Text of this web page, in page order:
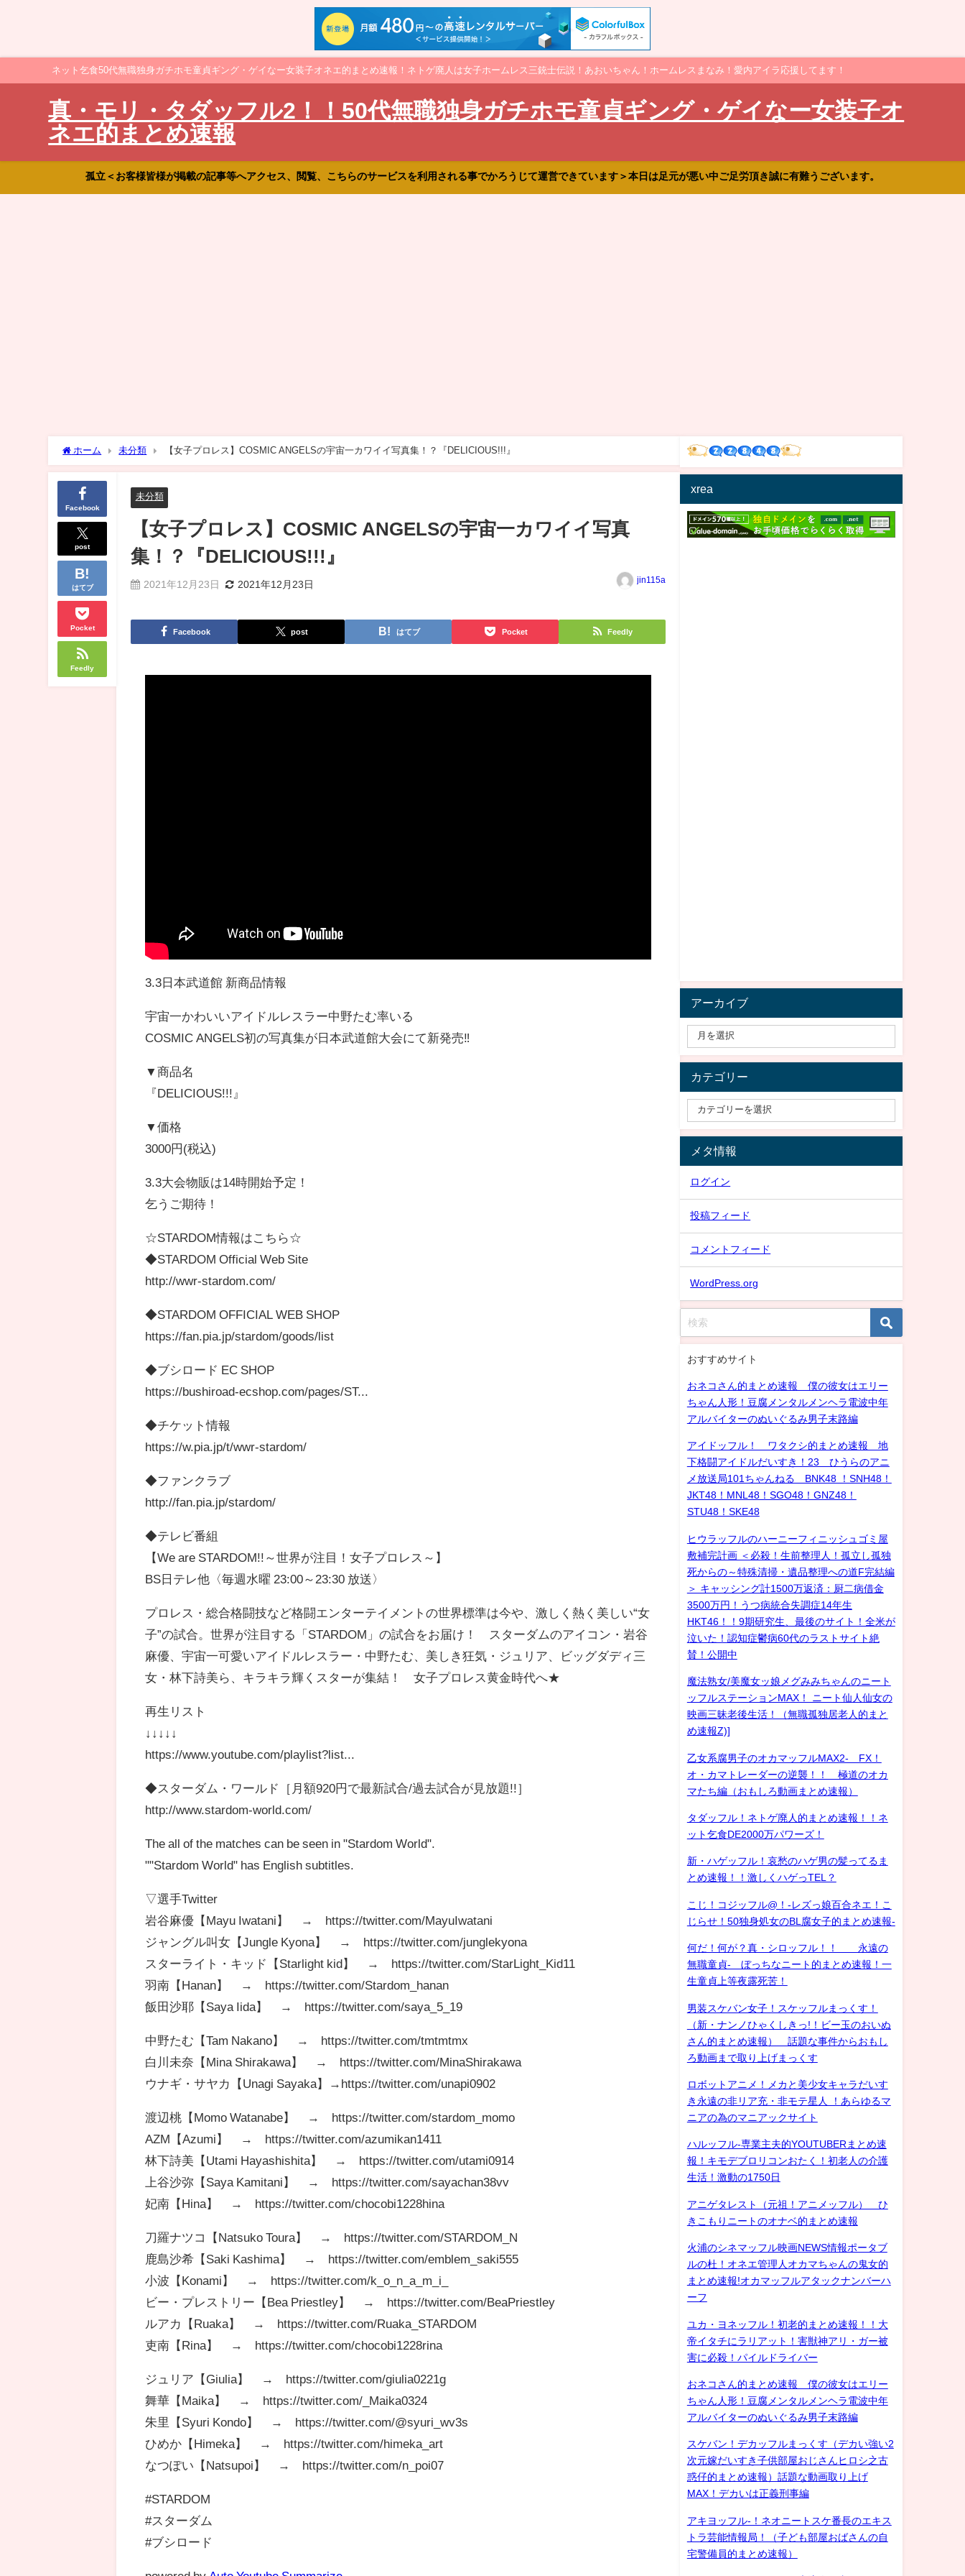
ネット乞食50代無職独身ガチホモ童貞ギング・ゲイなー女装子オネエ的まとめ速報！ネトゲ廃人は女子ホームレス三銃士伝説！あおいちゃん！ホームレスまなみ！愛内アイラ応援してます！
真・モリ・タダッフル2！！50代無職独身ガチホモ童貞ギング・ゲイなー女装子オ
ネエ的まとめ速報
孤立＜お客様皆様が掲載の記事等へアクセス、閲覧、こちらのサービスを利用される事でかろうじて運営できています＞本日は足元が悪い中ご足労頂き誠に有難うございます。
ホーム 未分類 【女子プロレス】COSMIC ANGELSの宇宙一カワイイ写真集！？『DELICIOUS!!!』
Facebook
post
はてブ
Pocket
Feedly
未分類
【女子プロレス】COSMIC ANGELSの宇宙一カワイイ写真
集！？『DELICIOUS!!!』
2021年12月23日 2021年12月23日 jin115a
Facebook post はてブ Pocket Feedly
3.3日本武道館 新商品情報
宇宙一かわいいアイドルレスラー中野たむ率いる
COSMIC ANGELS初の写真集が日本武道館大会にて新発売‼
▼商品名
『DELICIOUS!!!』
▼価格
3000円(税込)
3.3大会物販は14時開始予定！
乞うご期待！
☆STARDOM情報はこちら☆
◆STARDOM Official Web Site
http://wwr-stardom.com/
◆STARDOM OFFICIAL WEB SHOP
https://fan.pia.jp/stardom/goods/list
◆ブシロード EC SHOP
https://bushiroad-ecshop.com/pages/ST...
◆チケット情報
https://w.pia.jp/t/wwr-stardom/
◆ファンクラブ
http://fan.pia.jp/stardom/
◆テレビ番組
【We are STARDOM!!～世界が注目！女子プロレス～】
BS日テレ他〈毎週水曜 23:00～23:30 放送〉
プロレス・総合格闘技など格闘エンターテイメントの世界標準は今や、激しく熱く美しい“女
子”の試合。世界が注目する「STARDOM」の試合をお届け！ スターダムのアイコン・岩谷
麻優、宇宙一可愛いアイドルレスラー・中野たむ、美しき狂気・ジュリア、ビッグダディ三
女・林下詩美ら、キラキラ輝くスターが集結！ 女子プロレス黄金時代へ★
再生リスト
↓↓↓↓↓
https://www.youtube.com/playlist?list...
◆スターダム・ワールド［月額920円で最新試合/過去試合が見放題!!］
http://www.stardom-world.com/
The all of the matches can be seen in "Stardom World".
""Stardom World" has English subtitles.
▽選手Twitter
岩谷麻優【Mayu Iwatani】 → https://twitter.com/MayuIwatani
ジャングル叫女【Jungle Kyona】 → https://twitter.com/junglekyona
スターライト・キッド【Starlight kid】 → https://twitter.com/StarLight_Kid11
羽南【Hanan】 → https://twitter.com/Stardom_hanan
飯田沙耶【Saya Iida】 → https://twitter.com/saya_5_19
中野たむ【Tam Nakano】 → https://twitter.com/tmtmtmx
白川未奈【Mina Shirakawa】 → https://twitter.com/MinaShirakawa
ウナギ・サヤカ【Unagi Sayaka】→https://twitter.com/unapi0902
渡辺桃【Momo Watanabe】 → https://twitter.com/stardom_momo
AZM【Azumi】 → https://twitter.com/azumikan1411
林下詩美【Utami Hayashishita】 → https://twitter.com/utami0914
上谷沙弥【Saya Kamitani】 → https://twitter.com/sayachan38vv
妃南【Hina】 → https://twitter.com/chocobi1228hina
刀羅ナツコ【Natsuko Toura】 → https://twitter.com/STARDOM_N
鹿島沙希【Saki Kashima】 → https://twitter.com/emblem_saki555
小波【Konami】 → https://twitter.com/k_o_n_a_m_i_
ビー・プレストリー【Bea Priestley】 → https://twitter.com/BeaPriestley
ルアカ【Ruaka】 → https://twitter.com/Ruaka_STARDOM
吏南【Rina】 → https://twitter.com/chocobi1228rina
ジュリア【Giulia】 → https://twitter.com/giulia0221g
舞華【Maika】 → https://twitter.com/_Maika0324
朱里【Syuri Kondo】 → https://twitter.com/@syuri_wv3s
ひめか【Himeka】 → https://twitter.com/himeka_art
なつぽい【Natsupoi】 → https://twitter.com/n_poi07
#STARDOM
#スターダム
#ブシロード
xrea
アーカイブ
カテゴリー
メタ情報
ログイン
投稿フィード
コメントフィード
WordPress.org
おすすめサイト
おネコさん的まとめ速報 僕の彼女はエリー
ちゃん人形！豆腐メンタルメンヘラ電波中年
アルバイターのぬいぐるみ男子末路編
アイドッフル！ ワタクシ的まとめ速報 地
下格闘アイドルだいすき！23 ひうらのアニ
メ放送局101ちゃんねる BNK48 ！SNH48！
JKT48！MNL48！SGO48！GNZ48！
STU48！SKE48
ヒウラッフルのハーニーフィニッシュゴミ屋
敷補完計画 ＜必殺！生前整理人！孤立し孤独
死からの～特殊清掃・遺品整理への道F完結編
＞ キャッシング計1500万返済：厨二病借金
3500万円！うつ病統合失調症14年生
HKT46！！9期研究生、最後のサイト！全米が
泣いた！認知症鬱病60代のラストサイト絶
賛！公開中
魔法熟女/美魔女ッ娘メグみみちゃんのニート
ッフルステーションMAX！ ニート仙人仙女の
映画三昧老後生活！（無職孤独居老人的まと
め速報Z)]
乙女系腐男子のオカマッフルMAX2- FX！
オ・カマトレーダーの逆襲！！ 極道のオカ
マたち編（おもしろ動画まとめ速報）
タダッフル！ネトゲ廃人的まとめ速報！！ネ
ット乞食DE2000万パワーズ！
新・ハゲッフル！哀愁のハゲ男の髪ってるま
とめ速報！！激しくハゲっTEL？
こじ！コジッフル@！-レズっ娘百合ネエ！こ
じらせ！50独身処女のBL腐女子的まとめ速報-
何だ！何が？真・シロッフル！！ 永遠の
無職童貞- ぼっちなニート的まとめ速報！一
生童貞上等夜露死苦！
男装スケバン女子！スケッフルまっくす！
（新・ナンノひゃくしきっ!！ビー玉のおいぬ
さん的まとめ速報） 話題な事件からおもし
ろ動画まで取り上げまっくす
ロボットアニメ！メカと美少女キャラだいす
き永遠の非リア充・非モテ星人 ！あらゆるマ
ニアの為のマニアックサイト
ハルッフル-専業主夫的YOUTUBERまとめ速
報！キモデブロリコンおたく！初老人の介護
生活！激動の1750日
アニゲタレスト（元祖！アニメッフル） ひ
きこもりニートのオナベ的まとめ速報
火浦のシネマッフル映画NEWS情報ポータブ
ルの杜！オネエ管理人オカマちゃんの鬼女的
まとめ速報!オカマッフルアタックナンバーハ
ーフ
ユカ・ヨネッフル！初老的まとめ速報！！大
帝イタチにラリアット！害獣神アリ・ガー被
害に必殺！パイルドライバー
おネコさん的まとめ速報 僕の彼女はエリー
ちゃん人形！豆腐メンタルメンヘラ電波中年
アルバイターのぬいぐるみ男子末路編
スケバン！デカッフルまっくす（デカい強い2
次元嫁だいすき子供部屋おじさんヒロシ之古
惑仔的まとめ速報）話題な動画取り上げ
MAX！デカいは正義刑事編
アキヨッフル-！ネオニートスケ番長のエキス
トラ芸能情報局！（子ども部屋おばさんの自
宅警備員的まとめ速報）